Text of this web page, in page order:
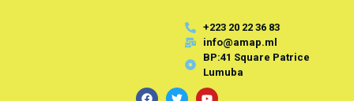
+223 20 22 36 83
info@amap.ml
BP:41 Square Patrice
Lumuba